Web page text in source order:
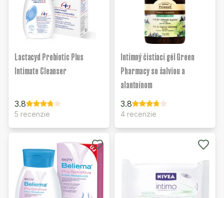
Lactacyd Prebiotic Plus
Intimate Cleanser
3.8
5 recenzie
Intimný čistiaci gél Green
Pharmacy so šalviou a
alantoínom
3.8
4 recenzie